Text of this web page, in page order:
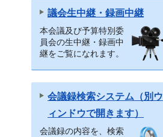
議会生中継・録画中継
本会議及び予算特別委
員会の生中継・録画中
継をご覧になれます。
会議録検索システム（別ウ
ィンドウで開きます）
会議録の内容を、検索